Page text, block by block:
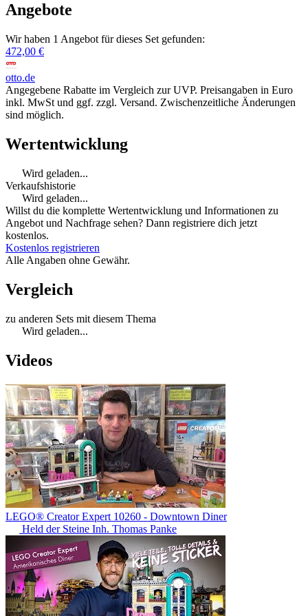
Angebote
Wir haben 1 Angebot für dieses Set gefunden:
472,00 €
otto.de
Angegebene Rabatte im Vergleich zur UVP. Preisangaben in Euro
inkl. MwSt und ggf. zzgl. Versand. Zwischenzeitliche Änderungen
sind möglich.
Wertentwicklung
Wird geladen...
Verkaufshistorie
Wird geladen...
Willst du die komplette Wertentwicklung und Informationen zu
Angebot und Nachfrage sehen? Dann registriere dich jetzt
kostenlos.
Kostenlos registrieren
Alle Angaben ohne Gewähr.
Vergleich
zu anderen Sets mit diesem Thema
Wird geladen...
Videos
LEGO® Creator Expert 10260 - Downtown Diner
Held der Steine Inh. Thomas Panke